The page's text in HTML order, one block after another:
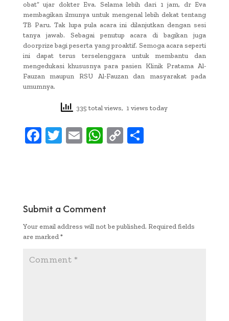
obat” ujar dokter Eva. Selama lebih dari 1 jam, dr Eva
membagikan ilmunya untuk mengenal lebih dekat tentang
TB Paru. Tak lupa pula acara ini dilanjutkan dengan sesi
tanya jawab. Sebagai penutup acara di bagikan juga
doorprize bagi peserta yang proaktif. Semoga acara seperti
ini dapat terus terselenggara untuk membantu dan
mengedukasi khususnya para pasien Klinik Pratama Al-
Fauzan maupun RSU Al-Fauzan dan masyarakat pada
umumnya.
335 total views, 1 views today
F
oo
k
T
r
E W
A
p
p
C
k
S
Submit a Comment
Your email address will not be published. Required fields
are marked *